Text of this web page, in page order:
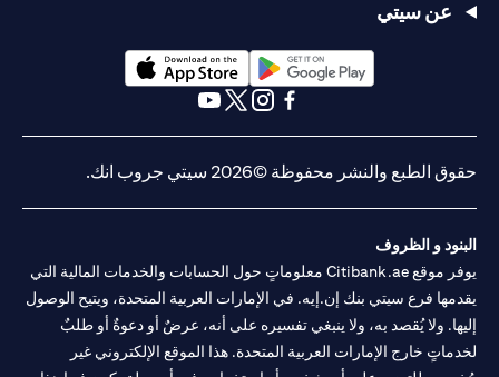
عن سيتي
(opens in a new tab)
حقوق الطبع والنشر محفوظة ©2026 سيتي جروب انك.
البنود و الظروف
يوفر موقع Citibank.ae معلوماتٍ حول الحسابات والخدمات المالية التي
يقدمها فرع سيتي بنك إن.إيه. في الإمارات العربية المتحدة، ويتيح الوصول
إليها. ولا يُقصد به، ولا ينبغي تفسيره على أنه، عرضٌ أو دعوةٌ أو طلبٌ
لخدماتٍ خارج الإمارات العربية المتحدة. هذا الموقع الإلكتروني غير